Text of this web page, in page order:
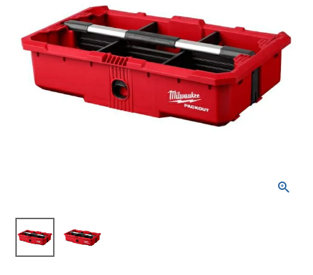
最近閲覧した商品